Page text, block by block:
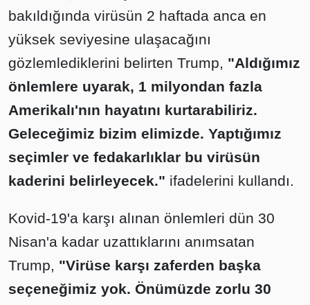
bakıldığında virüsün 2 haftada anca en
yüksek seviyesine ulaşacağını
gözlemlediklerini belirten Trump, "Aldığımız
önlemlere uyarak, 1 milyondan fazla
Amerikalı'nın hayatını kurtarabiliriz.
Geleceğimiz bizim elimizde. Yaptığımız
seçimler ve fedakarlıklar bu virüsün
kaderini belirleyecek." ifadelerini kullandı.
Kovid-19'a karşı alınan önlemleri dün 30
Nisan'a kadar uzattıklarını anımsatan
Trump, "Virüse karşı zaferden başka
seçeneğimiz yok. Önümüzde zorlu 30